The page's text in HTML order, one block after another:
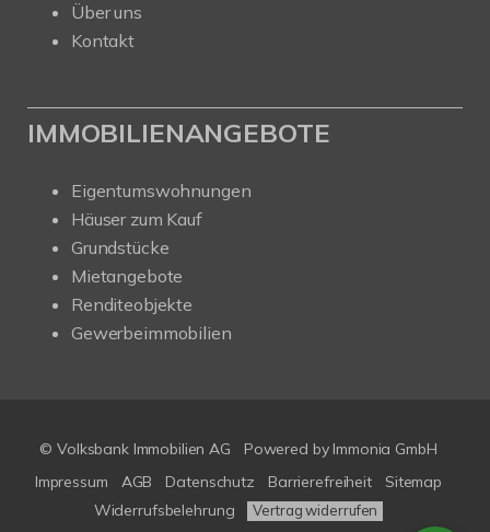
Über uns
Kontakt
IMMOBILIENANGEBOTE
Eigentumswohnungen
Häuser zum Kauf
Grundstücke
Mietangebote
Renditeobjekte
Gewerbeimmobilien
© Volksbank Immobilien AG
Powered by Immonia GmbH
Impressum
AGB Datenschutz Barrierefreiheit
Sitemap
Widerrufsbelehrung
Vertrag widerrufen